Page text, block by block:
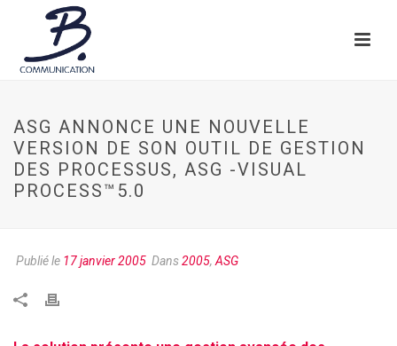
ASG ANNONCE UNE NOUVELLE
VERSION DE SON OUTIL DE GESTION
DES PROCESSUS, ASG -VISUAL
PROCESS™5.0
Publié le 17 janvier 2005 Dans2005, ASG